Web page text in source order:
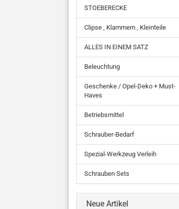
STOEBERECKE
Clipse , Klammern , Kleinteile
ALLES IN EINEM SATZ
Beleuchtung
Geschenke / Opel-Deko + Must-
Haves
Betriebsmittel
Schrauber-Bedarf
Spezial-Werkzeug Verleih
Schrauben Sets
Neue Artikel